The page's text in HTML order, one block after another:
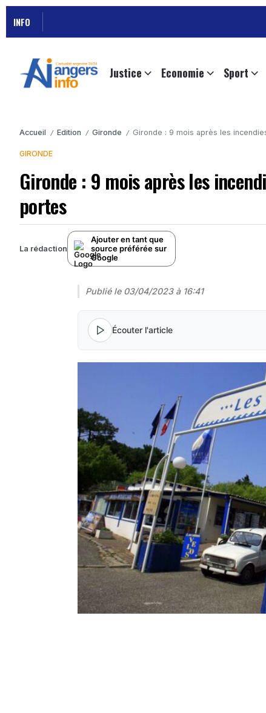
INFO
Justice Economie Sport
Accueil / Edition / Gironde / Gironde : 9 mois après les
GIRONDE
Gironde : 9 mois après les
portes
La rédaction
Ajouter en tant que
source préférée sur
Google
Publié le 03/04/2023 à 16:41
Écouter l'article